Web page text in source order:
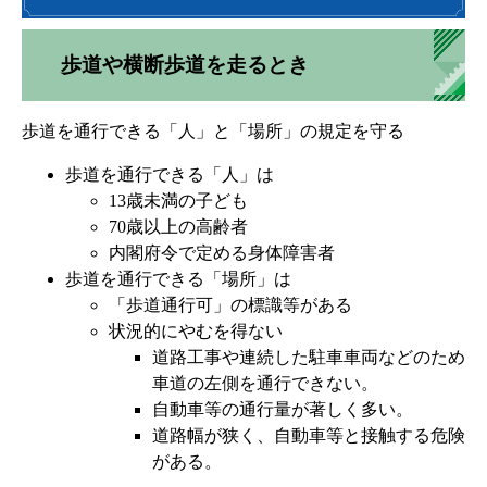
歩道や横断歩道を走るとき
歩道を通行できる「人」と「場所」の規定を守る
歩道を通行できる「人」は
13歳未満の子ども
70歳以上の高齢者
内閣府令で定める身体障害者
歩道を通行できる「場所」は
「歩道通行可」の標識等がある
状況的にやむを得ない
道路工事や連続した駐車車両などのため
車道の左側を通行できない。
自動車等の通行量が著しく多い。
道路幅が狭く、自動車等と接触する危険
がある。